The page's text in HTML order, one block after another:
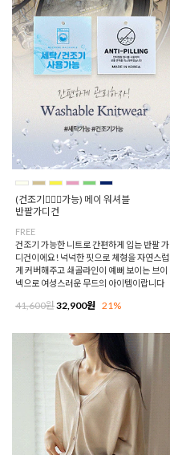
(건조기🙆🏻‍♀️가능) 메이 워셔블
반팔가디건
FREE
건조기 가능한 니트로 간편하게 입는 반팔 가
디건이에요! 넉넉한 핏으로 체형을 자연스럽
게 커버해주고 쇄골라인이 예뻐 보이는 브이
넥으로 여성스러운 무드의 아이템이랍니다
41,600원32,900원 21%